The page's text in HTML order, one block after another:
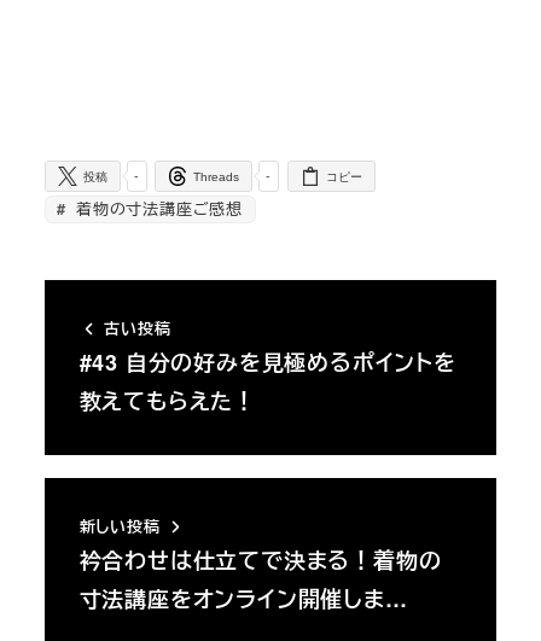
-
投稿 -
Threads コピー
着物の寸法講座ご感想
古い投稿
#43 自分の好みを見極めるポイントを
教えてもらえた！
新しい投稿
衿合わせは仕立てで決まる！着物の
寸法講座をオンライン開催しま…